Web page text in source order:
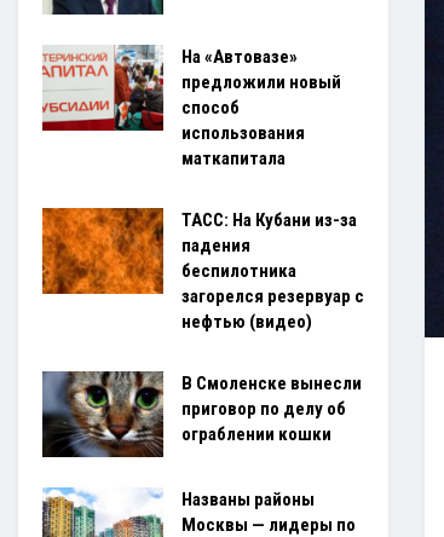
На «Автовазе»
предложили новый
способ
использования
маткапитала
ТАСС: На Кубани из-за
падения
беспилотника
загорелся резервуар с
нефтью (видео)
В Смоленске вынесли
приговор по делу об
ограблении кошки
Названы районы
Москвы — лидеры по